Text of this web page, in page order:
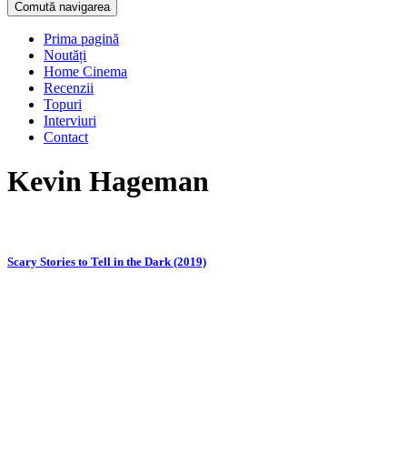
Comută navigarea
Prima pagină
Noutăți
Home Cinema
Recenzii
Topuri
Interviuri
Contact
Kevin Hageman
Scary Stories to Tell in the Dark (2019)